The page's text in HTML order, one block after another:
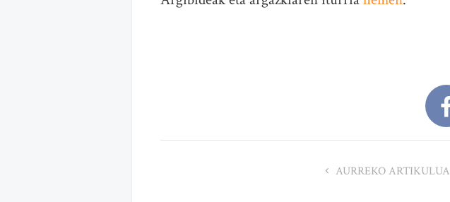
AURREKO ARTIKULUA